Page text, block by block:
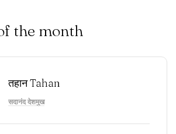
the month
तहान Tahan
सदानंद देशमुख